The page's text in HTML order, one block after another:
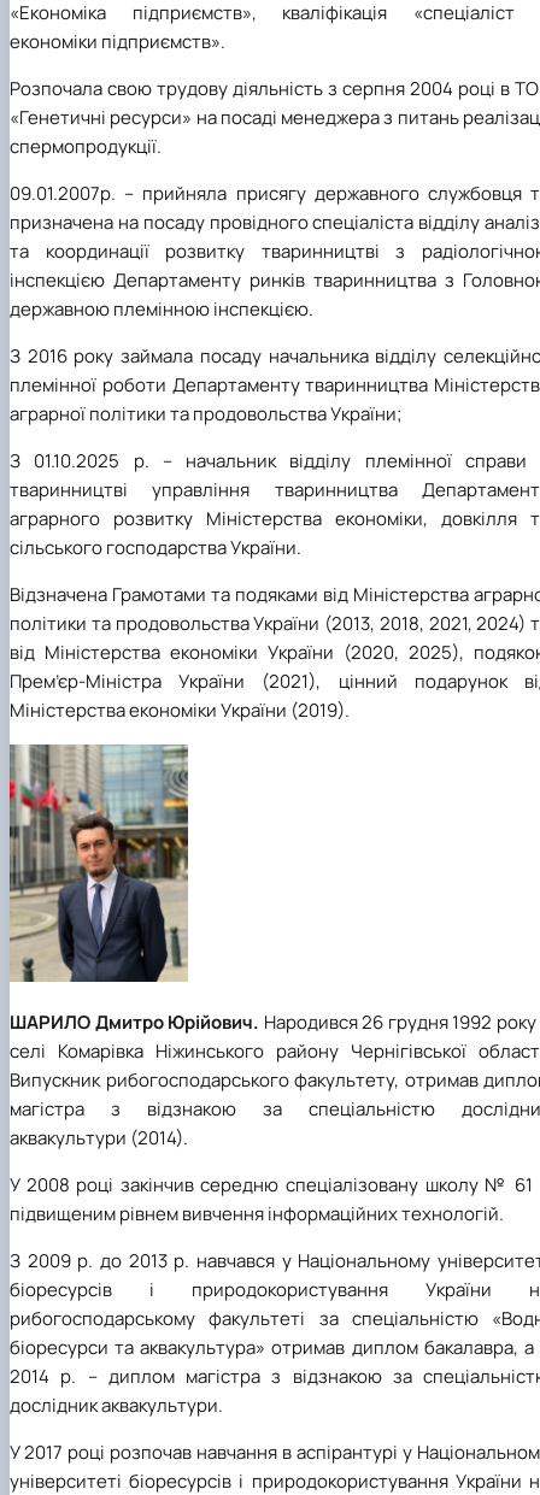
«Економіка підприємств», кваліфікація «спеціаліст
економіки підприємств».
Розпочала свою трудову діяльність з серпня 2004 році в
«Генетичні ресурси» на посаді менеджера з питань
спермопродукції.
09.01.2007р. – прийняла присягу державного службовця
призначена на посаду провідного спеціаліста відділу
та координації розвитку тваринництві з
інспекцією Департаменту ринків тваринництва з
державною племінною інспекцією.
З 2016 року займала посаду начальника відділу
племінної роботи Департаменту тваринництва
аграрної політики та продовольства України;
З 01.10.2025 р. – начальник відділу племінної справи
тваринництві управління тваринництва
аграрного розвитку Міністерства економіки, довкілля
сільського господарства України.
Відзначена Грамотами та подяками від Міністерства
політики та продовольства України (2013, 2018, 2021, 2024)
від Міністерства економіки України (2020, 2025),
Прем’єр-Міністра України (2021), цінний подарунок
Міністерства економіки України (2019).
ШАРИЛО Дмитро Юрійович. Народився 26 грудня 1992 року
селі Комарівка Ніжинського району Чернігівської
Випускник рибогосподарського факультету, отримав
магістра з відзнакою за спеціальністю
аквакультури (2014).
У 2008 році закінчив середню спеціалізовану школу № 61
підвищеним рівнем вивчення інформаційних технологій.
З 2009 р. до 2013 р. навчався у Національному
біоресурсів і природокористування України
рибогосподарському факультеті за спеціальністю
біоресурси та аквакультура» отримав диплом бакалавра, а
2014 р. – диплом магістра з відзнакою за
дослідник аквакультури.
У 2017 році розпочав навчання в аспірантурі у
університеті біоресурсів і природокористування України